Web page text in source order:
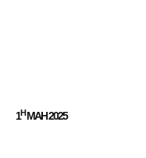
1ΗΜΑΗ 2025